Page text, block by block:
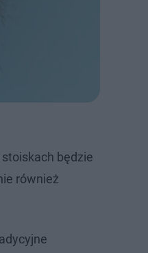
będzie
również